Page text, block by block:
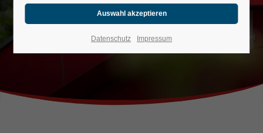
Datenschutz Impressum
Kontakt und Anfahrt
Standorte und Angebot